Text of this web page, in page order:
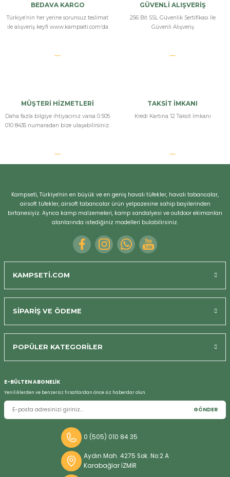
BEDAVA KARGO
Türkiye’nin her yerine sorunsuz teslimat
ile alışveriş keyfi www.kampseti.com’da
GÜVENLİ ALIŞVERİŞ
256 Bit SSL Güvenlik Sertifikası İle
Güvenli Alışveriş
MÜŞTERİ HİZMETLERİ
Daha fazla bilgiye ihtiyacınız varsa 0 505
010 8435 numaradan bize ulaşabilirsiniz.
TAKSİT İMKANI
Kredi Kartına 12 Taksit İmkanı
Kampseti, Türkiye'nin en büyük ve en geniş havalı tüfekler, havalı tabancalar,
airsoft tüfekler, airsoft tabancalar ürün yelpazesine sahip bayilerinden
birtanesiyiz. Ayrıca kamp malzemeleri, kamp sandalyesi ve outdoor ekimanları
alanlarında istediğiniz modelleri bulabilirsiniz.
KAMPSETİ.COM
SİPARİŞ VE ÖDEME
POPÜLER KATEGORİLER
E-BÜLTEN ABONELİK
Yeniliklerden ve benzersiz fırsatlardan önce siz haberdar olun.
GÖNDER
0 (505) 010 84 35
Aydın Mah. 4275 Sok. No:2 A
Karabağlar İZMİR